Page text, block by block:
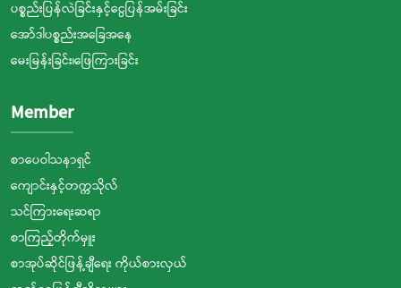
ပစ္စည်းပြန်လဲခြင်းနှင့်ငွေပြန်အမ်းခြင်း
အော်ဒါပစ္စည်းအခြေအနေ
မေးမြန်းခြင်း၊ဖြေကြားခြင်း
Member
စာပေဝါသနာရှင်
ကျောင်းနှင့်တက္ကသိုလ်
သင်ကြားရေးဆရာ
စာကြည့်တိုက်မှူး
စာအုပ်ဆိုင်ဖြန့်ချီရေး ကိုယ်စားလှယ်